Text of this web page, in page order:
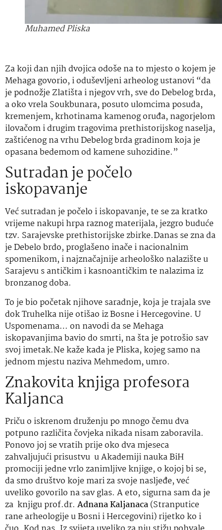
Muhamed Pliska
Za koji dan njih dvojica odoše na to mjesto o kojem je
Mehaga govorio, i oduševljeni arheolog ustanovi “da
je podnožje Zlatišta i njegov vrh, sve do Debelog brda,
a oko vrela Soukbunara, posuto ulomcima posuda,
kremenjem, krhotinama kamenog oruđa, nagorjelom
ilovačom i drugim tragovima prethistorijskog naselja,
zaštićenog na vrhu Debelog brda gradinom koja je
opasana bedemom od kamene suhozidine.”
Sutradan je počelo
iskopavanje
Već sutradan je počelo i iskopavanje, te se za kratko
vrijeme nakupi hrpa raznog materijala, jezgro buduće
tzv. Sarajevske prethistorijske zbirke.Danas se zna da
je Debelo brdo, proglašeno inače i nacionalnim
spomenikom, i najznačajnije arheološko nalazište u
Sarajevu s antičkim i kasnoantičkim te nalazima iz
bronzanog doba.
To je bio početak njihove saradnje, koja je trajala sve
dok Truhelka nije otišao iz Bosne i Hercegovine. U
Uspomenama… on navodi da se Mehaga
iskopavanjima bavio do smrti, na šta je potrošio sav
svoj imetak.Ne kaže kada je Pliska, kojeg samo na
jednom mjestu naziva Mehmedom, umro.
Znakovita knjiga profesora
Kaljanca
Priču o iskrenom druženju po mnogo čemu dva
potpuno različita čovjeka nikada nisam zaboravila.
Ponovo joj se vratih prije oko dva mjeseca
zahvaljujući prisustvu u Akademiji nauka BiH
promociji jedne vrlo zanimljive knjige, o kojoj bi se,
da smo društvo koje mari za svoje nasljeđe, već
uveliko govorilo na sav glas. A eto, sigurna sam da je
za knjigu prof.dr. Adnana Kaljanaca(Stranputice
rane arheologije u Bosni i Hercegovini) rijetko ko i